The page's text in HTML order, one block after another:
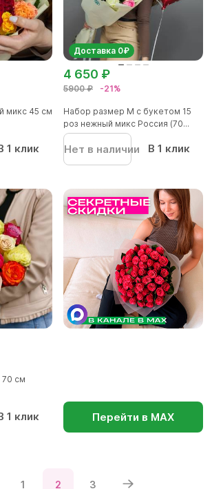
микс 45 см
1 клик
Доставка 0₽
5900 ₽ -21%
4 650 ₽
Набор размер M с букетом 15
роз нежный микс Россия (70...
Нет в наличии В 1 клик
70 см
1 клик Перейти в МАХ
1 2 3